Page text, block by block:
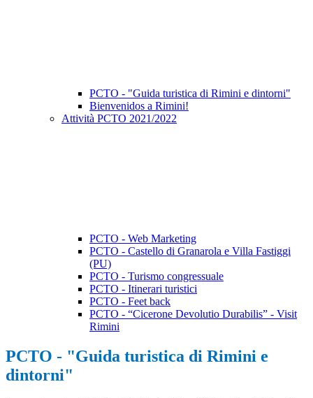
PCTO - "Guida turistica di Rimini e dintorni"
Bienvenidos a Rimini!
Attività PCTO 2021/2022
PCTO - Web Marketing
PCTO - Castello di Granarola e Villa Fastiggi
(PU)
PCTO - Turismo congressuale
PCTO - Itinerari turistici
PCTO - Feet back
PCTO - “Cicerone Devolutio Durabilis” - Visit
Rimini
PCTO - "Guida turistica di Rimini e
dintorni"